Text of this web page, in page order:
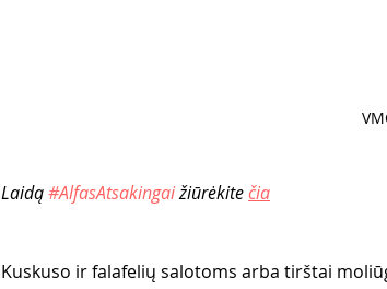
Laidą #AlfasAtsakingai žiūrėkite čia
Kuskuso ir falafelių salotoms arba tirštai